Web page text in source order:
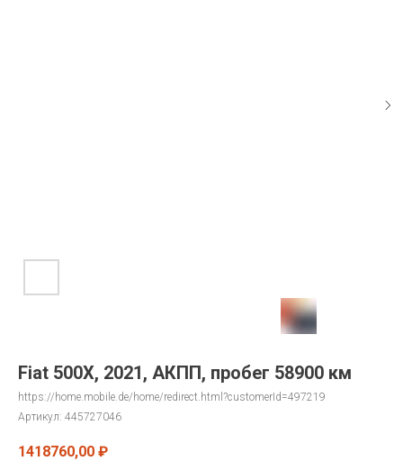
Fiat 500X, 2021, АКПП, пробег 58900 км
https://home.mobile.de/home/redirect.html?customerId=497219
Артикул: 445727046
1418760,00 ₽